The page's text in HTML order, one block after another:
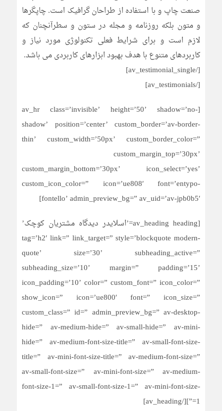
صنعت چاپ و با استفاده از طراحان گرافیک است. چاپگرها
و متون بلکه روزنامه و مجله در ستون و سطرآنچنان که
لازم است و برای شرایط فعلی تکنولوژی مورد نیاز و
کاربردهای متنوع با هدف بهبود ابزارهای کاربردی می باشد.
[/av_testimonial_single]
[/av_testimonials]
[av_hr class=’invisible’ height=’50’ shadow=’no-
shadow’ position=’center’ custom_border=’av-border-
thin’ custom_width=’50px’ custom_border_color=”
custom_margin_top=’30px’
custom_margin_bottom=’30px’ icon_select=’yes’
custom_icon_color=” icon=’ue808′ font=’entypo-
fontello’ admin_preview_bg=” av_uid=’av-jpb0b5′]
[av_heading heading=’اسلایدر دیدگاه مشتریان کوچک’
tag=’h2′ link=” link_target=” style=’blockquote modern-
quote’ size=’30’ subheading_active=”
subheading_size=’10’ margin=” padding=’15’
icon_padding=’10’ color=” custom_font=” icon_color=”
show_icon=” icon=’ue800′ font=” icon_size=”
custom_class=” id=” admin_preview_bg=” av-desktop-
hide=” av-medium-hide=” av-small-hide=” av-mini-
hide=” av-medium-font-size-title=” av-small-font-size-
title=” av-mini-font-size-title=” av-medium-font-size=”
av-small-font-size=” av-mini-font-size=” av-medium-
font-size-1=” av-small-font-size-1=” av-mini-font-size-
1=”][/av_heading]